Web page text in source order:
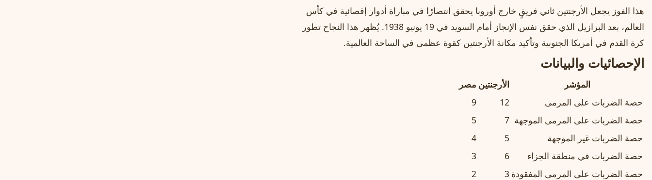
هذا الفوز يجعل الأرجنتين ثاني فريقٍ خارج أوروبا يحقق انتصارًا في مباراة أدوار إقصائية في كأس
العالم، بعد البرازيل الذي حقق نفس الإنجاز أمام السويد في 19 يونيو 1938. يُظهر هذا النجاح تطور
كرة القدم في أمريكا الجنوبية وتأكيد مكانة الأرجنتين كقوة عظمى في الساحة العالمية.
الإحصائيات والبيانات
المؤشر الأرجنتين مصر
حصة الضربات على المرمى
12
9
حصة الضربات على المرمى الموجهة 7
5
حصة الضربات غير الموجهة
5
4
حصة الضربات في منطقة الجزاء
6
3
حصة الضربات على المرمى المفقودة 3
2